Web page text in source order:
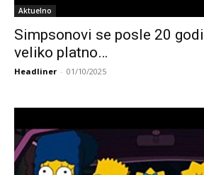
Aktuelno
Simpsonovi se posle 20
veliko platno…
Headliner - 01/10/2025